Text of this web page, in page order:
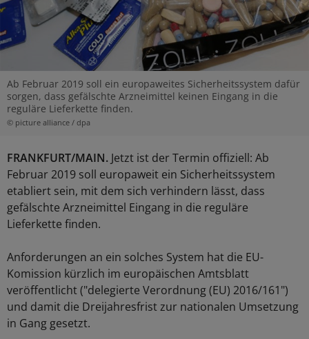
Ab Februar 2019 soll ein europaweites Sicherheitssystem dafür
sorgen, dass gefälschte Arzneimittel keinen Eingang in die
reguläre Lieferkette finden.
© picture alliance / dpa
FRANKFURT/MAIN. Jetzt ist der Termin offiziell: Ab
Februar 2019 soll europaweit ein Sicherheitssystem
etabliert sein, mit dem sich verhindern lässt, dass
gefälschte Arzneimittel Eingang in die reguläre
Lieferkette finden.
Anforderungen an ein solches System hat die EU-
Komission kürzlich im europäischen Amtsblatt
veröffentlicht ("delegierte Verordnung (EU) 2016/161")
und damit die Dreijahresfrist zur nationalen Umsetzung
in Gang gesetzt.